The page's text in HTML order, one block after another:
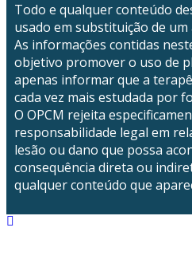
Todo e qualquer conteúdo
usado em substituição de
As informações contidas
objetivo promover o uso de
apenas informar que a
cada vez mais estudada por
O OPCM rejeita
responsabilidade legal em
lesão ou dano que possa
consequência direta ou
qualquer conteúdo que